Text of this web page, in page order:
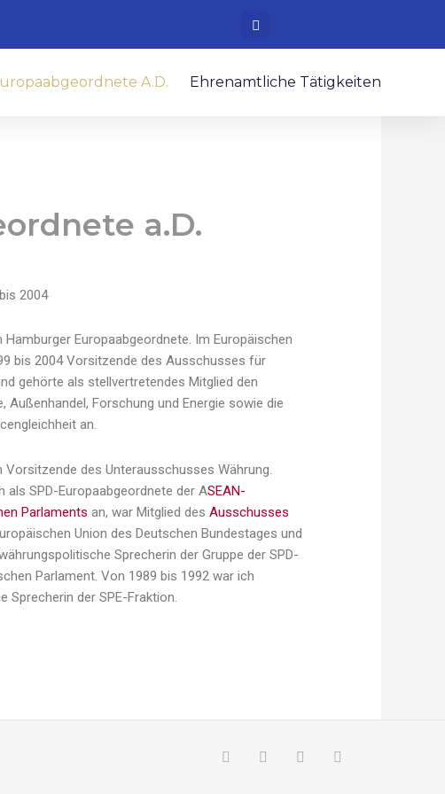
A.D. Ehrenamtliche Tätigkeiten
a.D.
2004
Europaabgeordnete. Im Europäischen
bis 2004 Vorsitzende des Ausschusses für
gehörte als stellvertretendes Mitglied den
Forschung und Energie sowie die
an.
des Unterausschusses Währung.
als SPD-Europaabgeordnete der ASEAN-
Parlaments an, war Mitglied des Ausschusses
Union des Deutschen Bundestages und
Sprecherin der Gruppe der SPD-
Parlament. Von 1989 bis 1992 war ich
der SPE-Fraktion.
F
T
G
P